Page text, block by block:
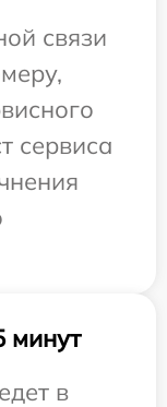
связи
сервиса
минут
в